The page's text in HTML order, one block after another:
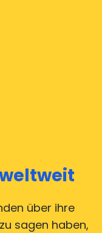
über ihre
zu sagen haben,